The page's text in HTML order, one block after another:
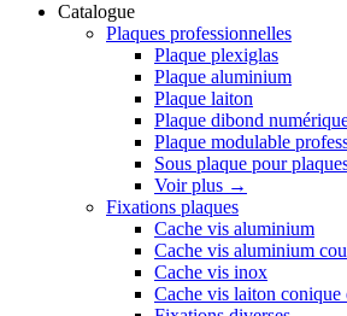
Catalogue
Plaques professionnelles
Plaque plexiglas
Plaque aluminium
Plaque laiton
Plaque dibond
Plaque modulable
Sous plaque pour
Voir plus →
Fixations plaques
Cache vis aluminium
Cache vis aluminium
Cache vis inox
Cache vis laiton conique